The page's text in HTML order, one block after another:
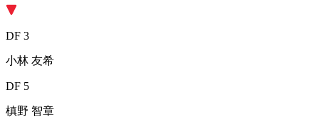
DF 3
小林 友希
DF 5
槙野 智章